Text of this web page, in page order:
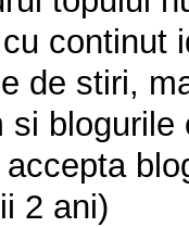
continut
de stiri,
si
2 ani)